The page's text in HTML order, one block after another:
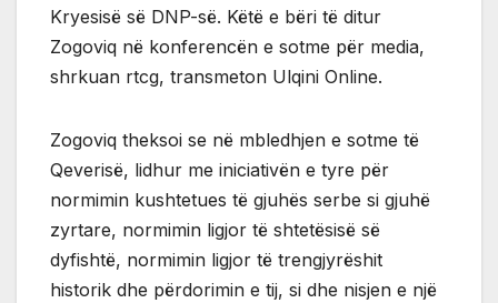
Kryesisë së DNP-së. Këtë e bëri të ditur
Zogoviq në konferencën e sotme për media,
shrkuan rtcg, transmeton Ulqini Online.
Zogoviq theksoi se në mbledhjen e sotme të
Qeverisë, lidhur me iniciativën e tyre për
normimin kushtetues të gjuhës serbe si gjuhë
zyrtare, normimin ligjor të shtetësisë së
dyfishtë, normimin ligjor të trengjyrëshit
historik dhe përdorimin e tij, si dhe nisjen e një